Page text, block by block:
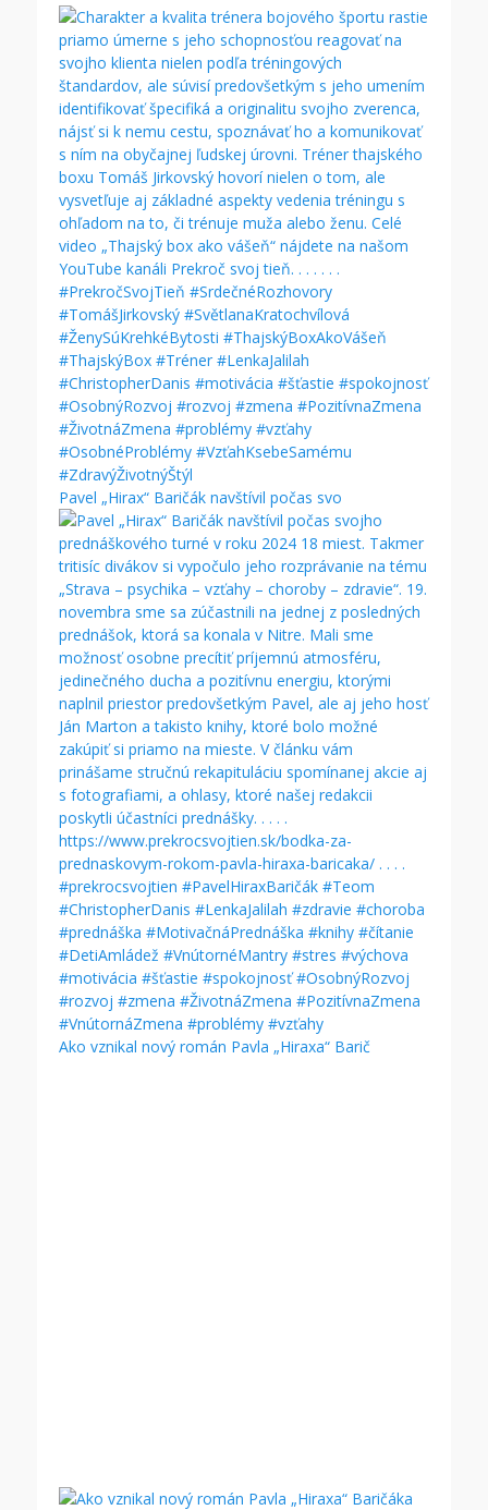
Pavel „Hirax“ Baričák navštívil počas svo
Ako vznikal nový román Pavla „Hiraxa“ Barič